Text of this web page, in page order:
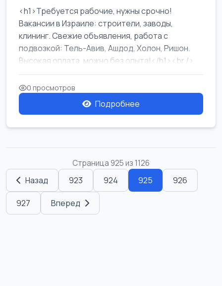
<h1>Требуется рабочие, нужны срочно!
Вакансии в Израиле: строители, заводы,
клининг. Свежие объявления, работа с
подвозкой: Тель-Авив, Ашдод, Холон, Ришон.
Высокая оплата, можно без опыта!</h1><br />
...
0 просмотров
Подробнее
Страница 925 из 1126
Назад 923 924 925 926
927 Вперед